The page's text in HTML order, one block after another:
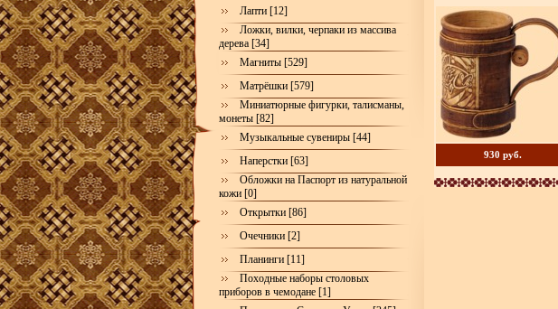
Лапти [12]
Ложки, вилки, черпаки из массива
дерева [34]
Магниты [529]
Матрёшки [579]
Миниатюрные фигурки, талисманы,
монеты [82]
Музыкальные сувениры [44]
Наперстки [63]
Обложки на Паспорт из натуральной
кожи [0]
Открытки [86]
Очечники [2]
Планинги [11]
Походные наборы столовых
приборов в чемодане [1]
930 руб.